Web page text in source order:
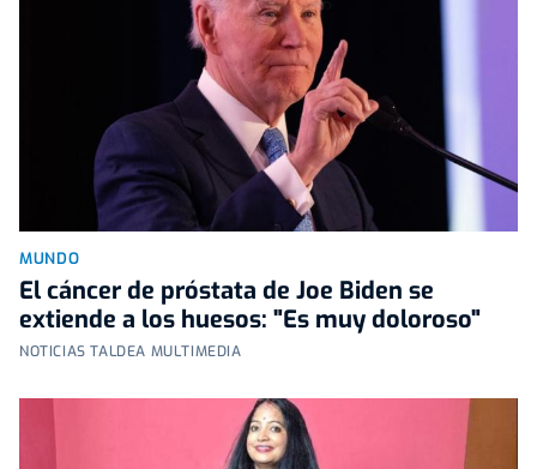
MUNDO
El cáncer de próstata de Joe Biden se
extiende a los huesos: "Es muy doloroso"
NOTICIAS TALDEA MULTIMEDIA